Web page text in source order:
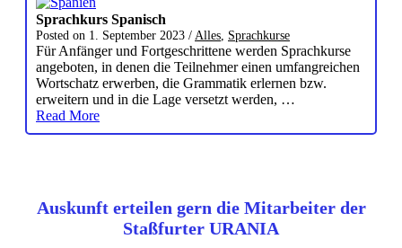
Sprachkurs Spanisch
Posted on 1. September 2023 / Alles Sprachkurse
Für Anfänger und Fortgeschrittene werden Sprachkurse
angeboten, in denen die Teilnehmer einen umfangreichen
Wortschatz erwerben, die Grammatik erlernen bzw.
erweitern und in die Lage versetzt werden, …
Read More
Auskunft erteilen gern die Mitarbeiter der
Staßfurter URANIA